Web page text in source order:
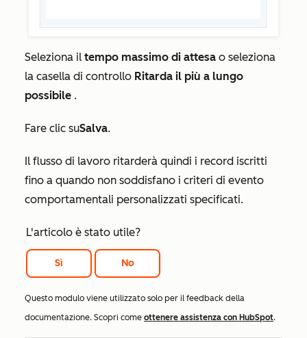
Seleziona il tempo massimo di attesa o seleziona
la casella di controllo Ritarda il più a lungo
possibile .
Fare clic suSalva.
Il flusso di lavoro ritarderà quindi i record iscritti
fino a quando non soddisfano i criteri di evento
comportamentali personalizzati specificati.
L'articolo è stato utile?
Sì No
Questo modulo viene utilizzato solo per il feedback della
documentazione. Scopri come ottenere assistenza con HubSpot.